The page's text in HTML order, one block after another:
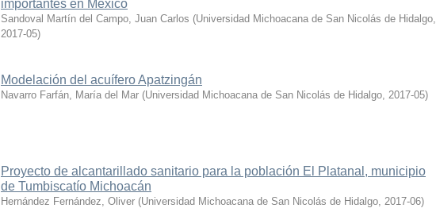
importantes en México
Sandoval Martín del Campo, Juan Carlos (Universidad Michoacana de San Nicolás de Hidalgo,
2017-05)
Modelación del acuífero Apatzingán
Navarro Farfán, María del Mar (Universidad Michoacana de San Nicolás de Hidalgo, 2017-05)
Proyecto de alcantarillado sanitario para la población El Platanal, municipio
de Tumbiscatío Michoacán
Hernández Fernández, Oliver (Universidad Michoacana de San Nicolás de Hidalgo, 2017-06)